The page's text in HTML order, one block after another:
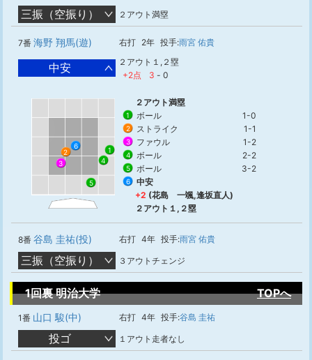
三振（空振り） ２アウト満塁
7番 海野 翔馬(遊) 右打 2年 投手:雨宮 佑貴
中安
２アウト１,２塁
+2点
3 - 0
1
2
3
4
5
6
２アウト満塁
1 ボール 1-0
2 ストライク 1-1
3 ファウル 1-2
4 ボール 2-2
5 ボール 3-2
6
中安
+2 (花島 一颯,逢坂直人)
２アウト１,２塁
8番 谷島 圭祐(投) 右打 4年 投手:雨宮 佑貴
三振（空振り） ３アウトチェンジ
1回裏 明治大学 TOPへ
1番 山口 駿(中) 右打 4年 投手:谷島 圭祐
投ゴ １アウト走者なし